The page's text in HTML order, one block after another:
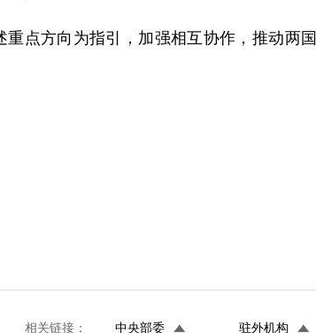
重点方向为指引，加强相互协作，推动两
相关链接： 中央部委 驻外机构